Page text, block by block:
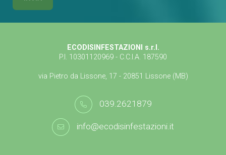
ECODISINFESTAZIONI s.r.l.
P.I. 10301120969 - C.C.I.A. 187590
via Pietro da Lissone, 17 - 20851 Lissone (MB)
039.2621879
info@ecodisinfestazioni.it